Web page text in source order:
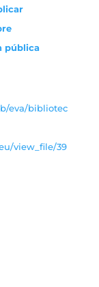
pública
eva/bibliotec
view_file/39